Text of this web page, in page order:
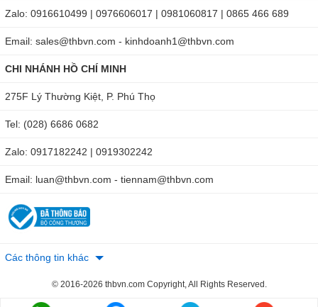
Zalo: 0916610499 | 0976606017 | 0981060817 | 0865 466 689
Email: sales@thbvn.com - kinhdoanh1@thbvn.com
CHI NHÁNH HỒ CHÍ MINH
275F Lý Thường Kiệt, P. Phú Thọ
Tel: (028) 6686 0682
Zalo: 0917182242 | 0919302242
Email: luan@thbvn.com - tiennam@thbvn.com
Các thông tin khác
© 2016-2026 thbvn.com Copyright, All Rights Reserved.